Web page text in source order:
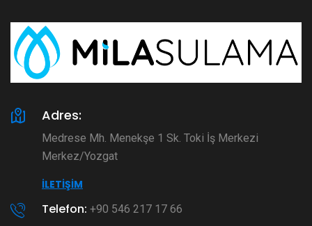
Adres:
Medrese Mh. Menekşe 1 Sk. Toki İş Merkezi
Merkez/Yozgat
İLETIŞIM
Telefon: +90 546 217 17 66